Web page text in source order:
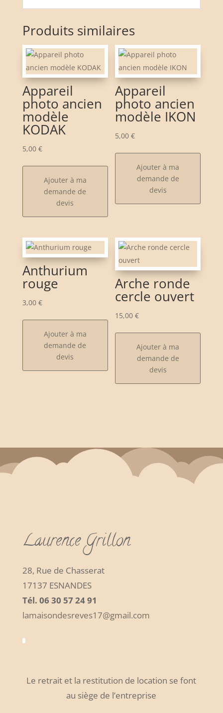
Produits similaires
Appareil
photo ancien
modèle
KODAK
5,00 €
Ajouter à ma
demande de
devis
Appareil
photo ancien
modèle IKON
5,00€
Ajouter à ma
demande de
devis
Anthurium
rouge
3,00 €
Ajouter à ma
demande de
devis
Arche ronde
cercle ouvert
15,00€
Ajouter à ma
demande de
devis
Laurence Grillon
28, Rue de Chasserat
17137 ESNANDES
Tél. 06 30 57 24 91
lamaisondesreves17@gmail.com
Le retrait et la restitution de location se font
au siège de l’entreprise